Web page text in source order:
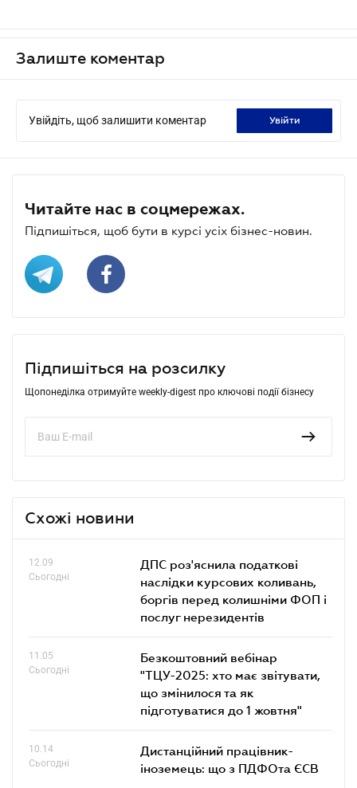
Залиште коментар
Увійдіть, щоб залишити коментар увійти
Читайте нас в соцмережах.
Підпишіться, щоб бути в курсі усіх бізнес-новин.
Підпишіться на розсилку
Щопонеділка отримуйте weekly-digest про ключові події бізнесу
Схожі новини
12.09
Сьогодні
ДПС роз'яснила податкові
наслідки курсових коливань,
боргів перед колишніми ФОП і
послуг нерезидентів
11.05
Сьогодні
Безкоштовний вебінар
"ТЦУ-2025: хто має звітувати,
що змінилося та як
підготуватися до 1 жовтня"
10.14
Сьогодні
Дистанційний працівник-
іноземець: що з ПДФОта ЄСВ